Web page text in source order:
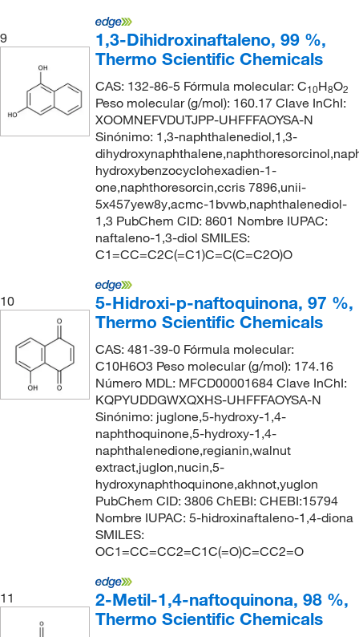
9
1,3-Dihidroxinaftaleno, 99 %,
Thermo Scientific Chemicals
CAS: 132-86-5 Fórmula molecular: C10H8O2
Peso molecular (g/mol): 160.17 Clave InChI:
XOOMNEFVDUTJPP-UHFFFAOYSA-N
Sinónimo: 1,3-naphthalenediol,1,3-
hydroxybenzocyclohexadien-1-
one,naphthoresorcin,ccris 7896,unii-
5x457yew8y,acmc-1bvwb,naphthalenediol-
1,3 PubChem CID: 8601 Nombre IUPAC:
naftaleno-1,3-diol SMILES:
C1=CC=C2C(=C1)C=C(C=C2O)O
10
5-Hidroxi-p-naftoquinona, 97 %,
Thermo Scientific Chemicals
CAS: 481-39-0 Fórmula molecular:
C10H6O3 Peso molecular (g/mol): 174.16
Número MDL: MFCD00001684 Clave InChI:
KQPYUDDGWXQXHS-UHFFFAOYSA-N
Sinónimo: juglone,5-hydroxy-1,4-
naphthoquinone,5-hydroxy-1,4-
naphthalenedione,regianin,walnut
extract,juglon,nucin,5-
hydroxynaphthoquinone,akhnot,yuglon
PubChem CID: 3806 ChEBI: CHEBI:15794
Nombre IUPAC: 5-hidroxinaftaleno-1,4-diona
SMILES:
OC1=CC=CC2=C1C(=O)C=CC2=O
11
2-Metil-1,4-naftoquinona, 98 %,
Thermo Scientific Chemicals